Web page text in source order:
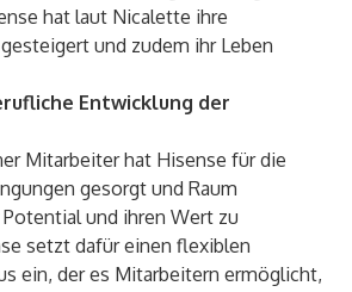
hat laut Nicalette ihre
und zudem ihr Leben
Entwicklung der
Mitarbeiter hat Hisense für die
gesorgt und Raum
und ihren Wert zu
setzt dafür einen flexiblen
ein, der es Mitarbeitern ermöglicht,